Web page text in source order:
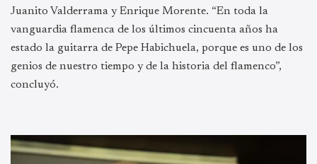
Juanito Valderrama y Enrique Morente. “En toda la
vanguardia flamenca de los últimos cincuenta años ha
estado la guitarra de Pepe Habichuela, porque es uno de los
genios de nuestro tiempo y de la historia del flamenco”,
concluyó.